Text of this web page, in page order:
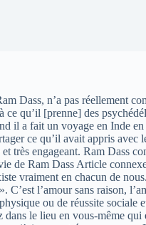
Dass, n’a pas réellement
qu’il [prenne] des
il a fait un voyage en Inde
ce qu’il avait appris
très engageant. Ram Dass
de Ram Dass Article
vraiment en chacun de
C’est l’amour sans raison,
ou de réussite
le lieu en vous-même